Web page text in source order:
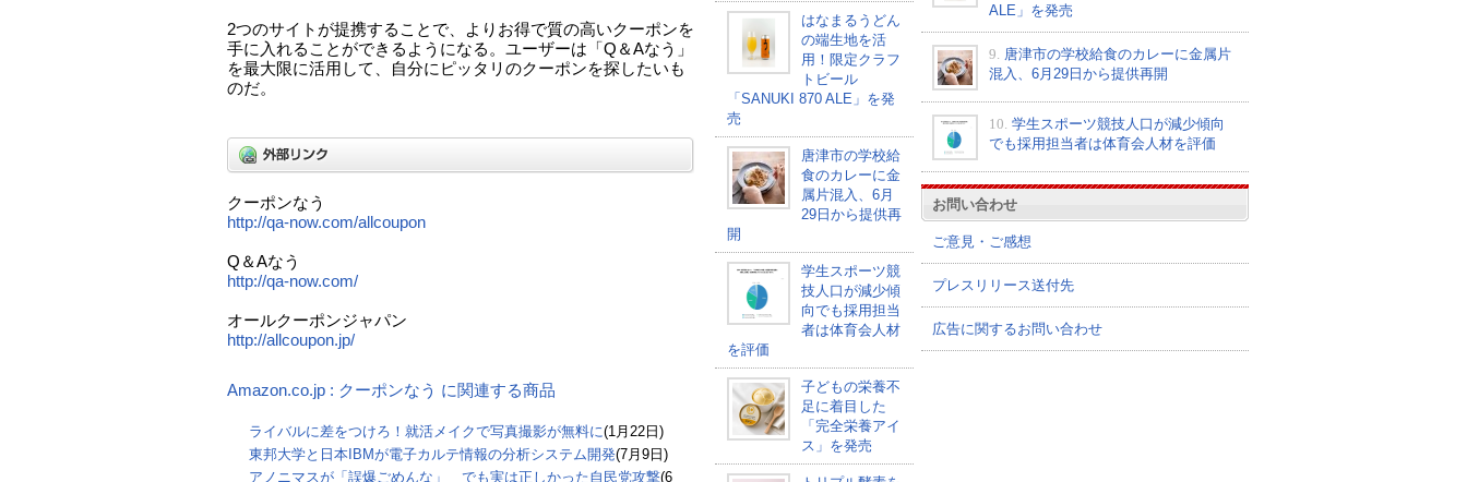
2つのサイトが提携することで、よりお得で質の高いクーポンを
手に入れることができるようになる。ユーザーは「Q＆Aなう」
を最大限に活用して、自分にピッタリのクーポンを探したいも
のだ。
クーポンなう
http://qa-now.com/allcoupon
Q＆Aなう
http://qa-now.com/
オールクーポンジャパン
http://allcoupon.jp/
Amazon.co.jp : クーポンなう に関連する商品
ライバルに差をつけろ！就活メイクで写真撮影が無料に(1月22日)
東邦大学と日本IBMが電子カルテ情報の分析システム開発(7月9日)
アノニマスが「誤爆ごめんな」 でも実は正しかった自民党攻撃(6
はなまるうどん
の端生地を活
用！限定クラフ
トビール
「SANUKI 870 ALE」を発
売
唐津市の学校給
食のカレーに金
属片混入、6月
29日から提供再
開
学生スポーツ競
技人口が減少傾
向でも採用担当
者は体育会人材
を評価
子どもの栄養不
足に着目した
「完全栄養アイ
ス」を発売
ALE」を発売
9. 唐津市の学校給食のカレーに金属片
混入、6月29日から提供再開
10. 学生スポーツ競技人口が減少傾向
でも採用担当者は体育会人材を評価
お問い合わせ
ご意見・ご感想
プレスリリース送付先
広告に関するお問い合わせ